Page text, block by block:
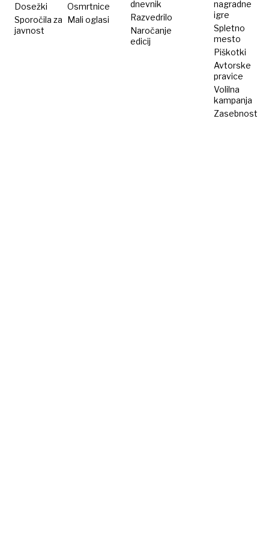
vedeti
o
dogodku
Dosežki
Sporočila za
javnost
Osmrtnice
Mali oglasi
dnevnik
Razvedrilo
Naročanje
edicij
nagradne
igre
Spletno
mesto
Piškotki
Avtorske
pravice
Volilna
kampanja
Zasebnost